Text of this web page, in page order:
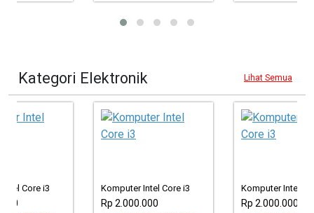
Kategori Elektronik Lihat Semua
Core i3 Komputer Intel Core i3
Rp 2.000.000
Komputer Intel
Rp 2.000.000